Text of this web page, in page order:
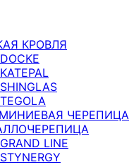
КРОВЛЯ
DOCKE
KATEPAL
SHINGLAS
TEGOLA
ЧЕРЕПИЦА
GRAND LINE
STYNERGY